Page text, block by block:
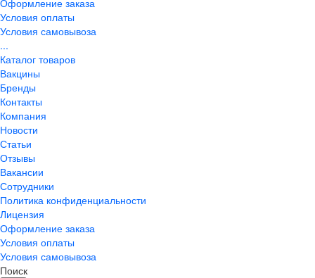
Условия оплаты
Условия самовывоза
...
Каталог товаров
Вакцины
Бренды
Контакты
Компания
Новости
Статьи
Отзывы
Вакансии
Сотрудники
Политика конфиденциальности
Лицензия
Оформление заказа
Условия оплаты
Условия самовывоза
Поиск